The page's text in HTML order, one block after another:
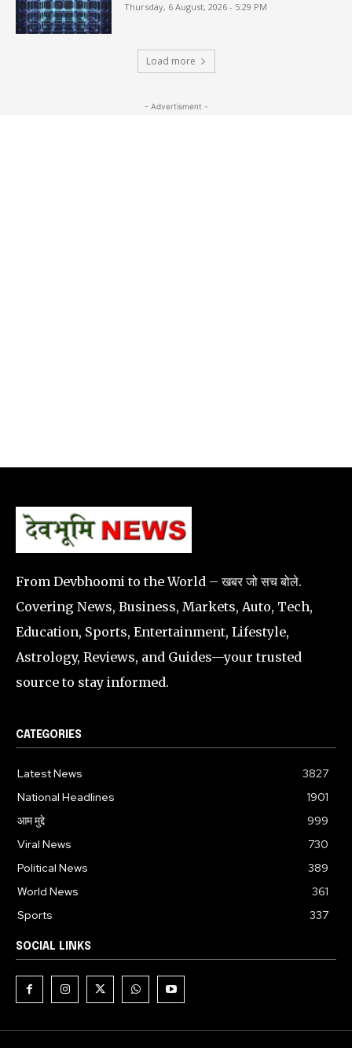
Thursday, 6 August, 2026 - 5:29 PM
Load more
- Advertisment -
From Devbhoomi to the World – खबर जो सच बोले.
Covering News, Business, Markets, Auto, Tech,
Education, Sports, Entertainment, Lifestyle,
Astrology, Reviews, and Guides—your trusted
source to stay informed.
CATEGORIES
Latest News
3827
National Headlines
1901
आम मुद्दे
999
Viral News
730
Political News
389
World News
361
Sports
337
SOCIAL LINKS